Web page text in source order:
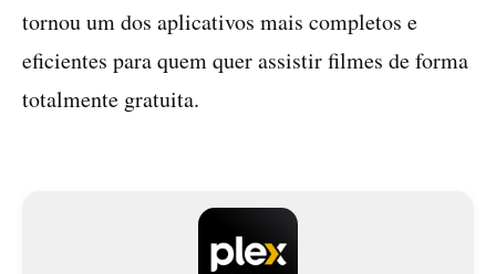
tornou um dos aplicativos mais completos e
eficientes para quem quer assistir filmes de forma
totalmente gratuita.